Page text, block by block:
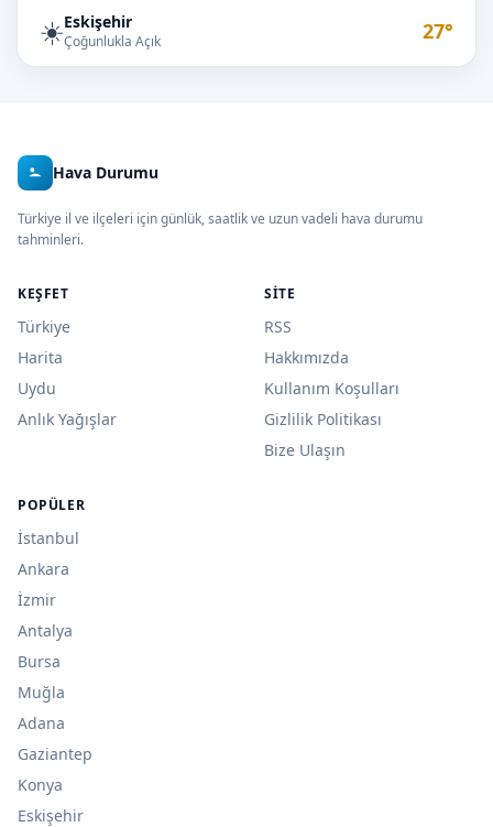
☀️Eskişehir
Çoğunlukla Açık 27°
Hava Durumu
Türkiye il ve ilçeleri için günlük, saatlik ve uzun vadeli hava durumu
tahminleri.
KEŞFET
Türkiye
Harita
Uydu
Anlık Yağışlar
SITE
RSS
Hakkımızda
Kullanım Koşulları
Gizlilik Politikası
Bize Ulaşın
POPÜLER
İstanbul
Ankara
İzmir
Antalya
Bursa
Muğla
Adana
Gaziantep
Konya
Eskişehir